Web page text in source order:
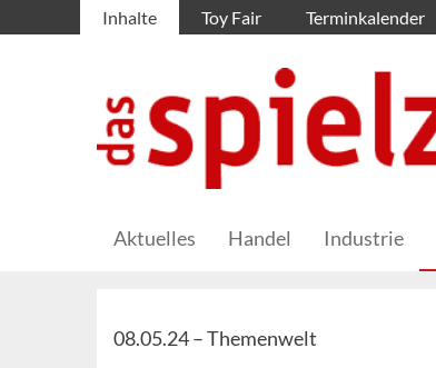
Inhalte Toy Fair Terminkalender
Aktuelles Handel Industrie
08.05.24 –Themenwelt